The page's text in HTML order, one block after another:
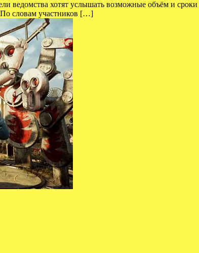
ведомства хотят услышать возможные объём и
словам участников […]